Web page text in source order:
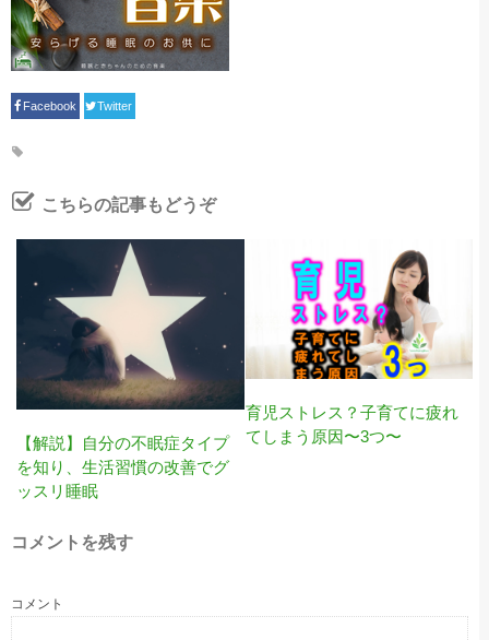
Facebook Twitter
こちらの記事もどうぞ
【解説】自分の不眠症タイプ
を知り、生活習慣の改善でグ
ッスリ睡眠
育児ストレス？子育てに疲れ
てしまう原因〜3つ〜
コメントを残す
コメント